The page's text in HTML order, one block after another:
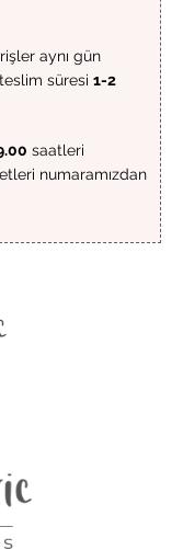
aynı gün
süresi 1-2
saatleri
numaramızdan